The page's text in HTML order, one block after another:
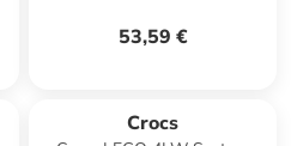
53,59 €
Crocs